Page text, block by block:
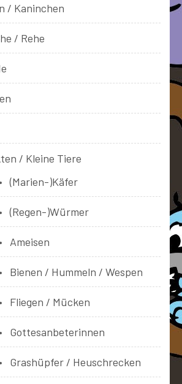
/ Kaninchen
/ Rehe
/ Kleine Tiere
(Marien-)Käfer
(Regen-)Würmer
Ameisen
Bienen / Hummeln / Wespen
Fliegen / Mücken
Gottesanbeterinnen
Grashüpfer / Heuschrecken